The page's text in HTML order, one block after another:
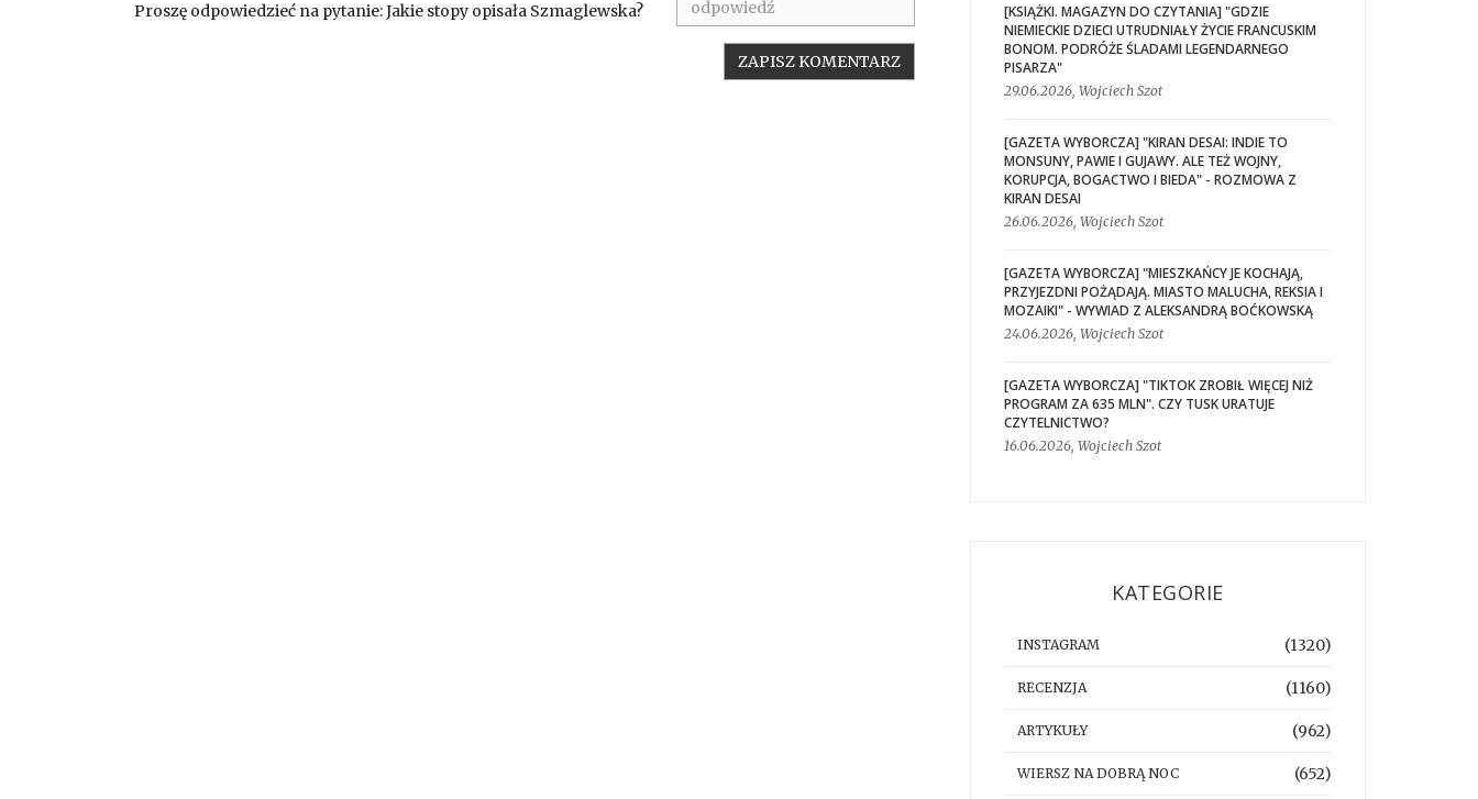
Proszę odpowiedzieć na pytanie: Jakie stopy opisała Szmaglewska?
[KSIĄŻKI. MAGAZYN DO CZYTANIA] "GDZIE
NIEMIECKIE DZIECI UTRUDNIAŁY ŻYCIE FRANCUSKIM
BONOM. PODRÓŻE ŚLADAMI LEGENDARNEGO
PISARZA"
29.06.2026, Wojciech Szot
[GAZETA WYBORCZA] "KIRAN DESAI: INDIE TO
MONSUNY, PAWIE I GUJAWY. ALE TEŻ WOJNY,
KORUPCJA, BOGACTWO I BIEDA" - ROZMOWA Z
KIRAN DESAI
26.06.2026, Wojciech Szot
[GAZETA WYBORCZA] "MIESZKAŃCY JE KOCHAJĄ,
PRZYJEZDNI POŻĄDAJĄ. MIASTO MALUCHA, REKSIA I
MOZAIKI" - WYWIAD Z ALEKSANDRĄ BOĆKOWSKĄ
24.06.2026, Wojciech Szot
[GAZETA WYBORCZA] "TIKTOK ZROBIŁ WIĘCEJ NIŻ
PROGRAM ZA 635 MLN". CZY TUSK URATUJE
CZYTELNICTWO?
16.06.2026, Wojciech Szot
KATEGORIE
INSTAGRAM (1320)
RECENZJA (1160)
ARTYKUŁY (962)
WIERSZ NA DOBRĄ NOC (652)